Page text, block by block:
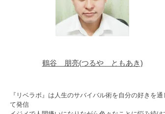
鶴谷 朋亮(つるや ともあき)
『リベラボ』は人生のサバイバル術を自分の好きを通
て発信